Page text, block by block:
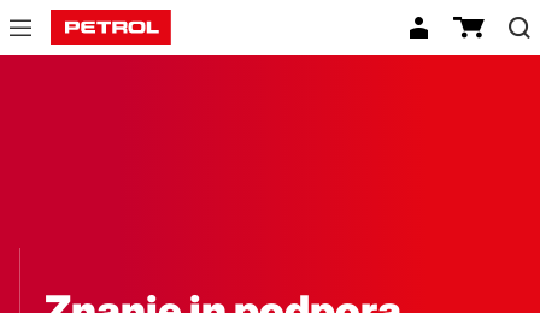
Znanje